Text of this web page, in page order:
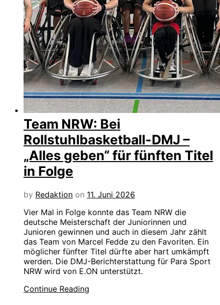
Team NRW: Bei
Rollstuhlbasketball-DMJ –
„Alles geben“ für fünften Titel
in Folge
by Redaktion on 11. Juni 2026
Vier Mal in Folge konnte das Team NRW die
deutsche Meisterschaft der Juniorinnen und
Junioren gewinnen und auch in diesem Jahr zählt
das Team von Marcel Fedde zu den Favoriten. Ein
möglicher fünfter Titel dürfte aber hart umkämpft
werden. Die DMJ-Berichterstattung für Para Sport
NRW wird von E.ON unterstützt.
Continue Reading